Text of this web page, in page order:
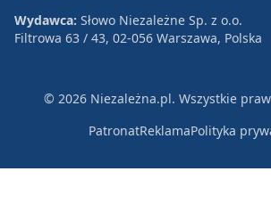
Wydawca: Słowo Niezależne Sp. z o.o.
Filtrowa 63 / 43, 02-056 Warszawa, Polska
© 2026 Niezależna.pl. Wszystkie
PatronatReklamaPolityka